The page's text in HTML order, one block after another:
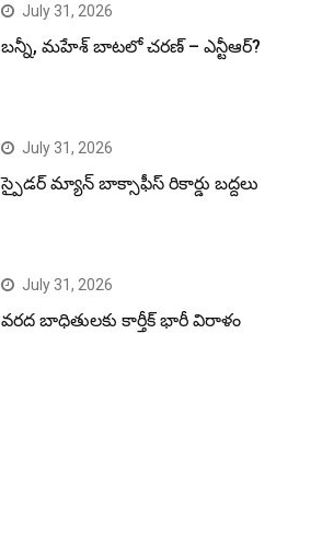
July 31, 2026
బన్నీ, మహేశ్ బాటలో చరణ్ – ఎన్టీఆర్?
July 31, 2026
స్పైడర్ మ్యాన్ బాక్సాఫీస్ రికార్డు బద్దలు
July 31, 2026
వరద బాధితులకు కార్తీక్ భారీ విరాళం